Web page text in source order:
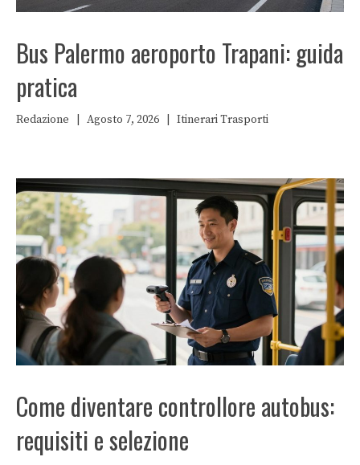
Bus Palermo aeroporto Trapani: guida
pratica
Redazione Agosto 7, 2026 ItinerariTrasporti
Come diventare controllore autobus:
requisiti e selezione